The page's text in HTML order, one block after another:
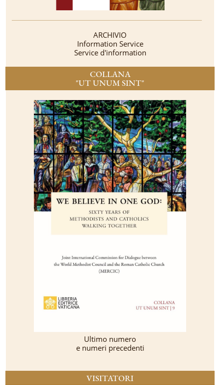
ARCHIVIO
Information Service
Service d'information
COLLANA
"UT UNUM SINT"
Ultimo numero
e numeri precedenti
VISITATORI